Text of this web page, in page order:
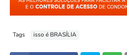
Tags isso é BRASÍLIA